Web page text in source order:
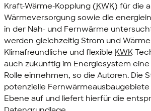
Kraft-Wärme-Kopplung (KWK) für die
Wärmeversorgung sowie die
in der Nah- und Fernwärme
werden gleichzeitig Strom und
Klimafreundliche und flexible KWK-
auch zukünftig im Energiesystem
Rolle einnehmen, so die Autoren. Die
potenzielle
Ebene auf und liefert hierfür die